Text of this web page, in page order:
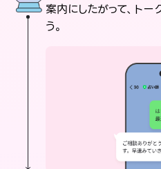
案内にしたがって、ト
う。